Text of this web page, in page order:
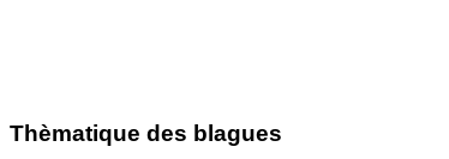
Thèmatique des blagues